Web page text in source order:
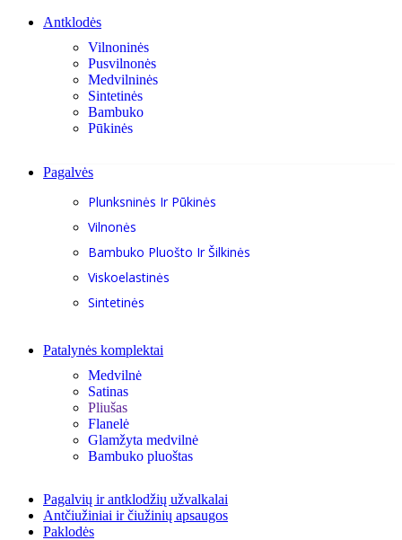
Antklodės
Vilnoninės
Pusvilnonės
Medvilninės
Sintetinės
Bambuko
Pūkinės
Pagalvės
Plunksninės Ir Pūkinės
Vilnonės
Bambuko Pluošto Ir Šilkinės
Viskoelastinės
Sintetinės
Patalynės komplektai
Medvilnė
Satinas
Pliušas
Flanelė
Glamžyta medvilnė
Bambuko pluoštas
Pagalvių ir antklodžių užvalkalai
Antčiužiniai ir čiužinių apsaugos
Paklodės